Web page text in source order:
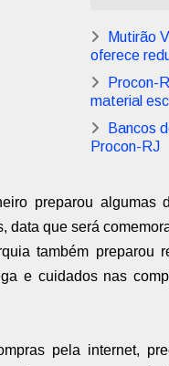
Mutirão
oferece
Procon-
material
Bancos
Procon-RJ
preparou
data que será
também preparou
e cuidados nas
pela internet,